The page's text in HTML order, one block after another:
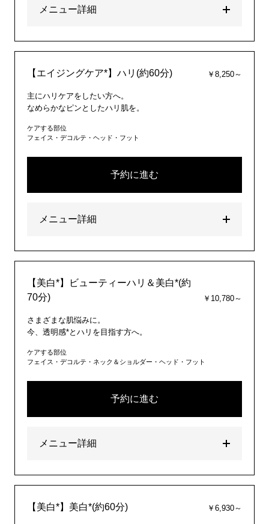
メニュー詳細
【エイジングケア*】ハリ(約60分) ￥8,250～
主にハリケアをしたい方へ。
なめらかなピンとしたハリ肌を。
ケアする部位
フェイス・デコルテ・ヘッド・フット
予約に進む
メニュー詳細
【美白*】ビューティーハリ＆美白*(約
70分)
￥10,780～
さまざまな肌悩みに。
今、透明感*とハリを目指す方へ。
ケアする部位
フェイス・デコルテ・ネック＆ショルダー・ヘッド・フット
予約に進む
メニュー詳細
【美白*】美白*(約60分) ￥6,930～